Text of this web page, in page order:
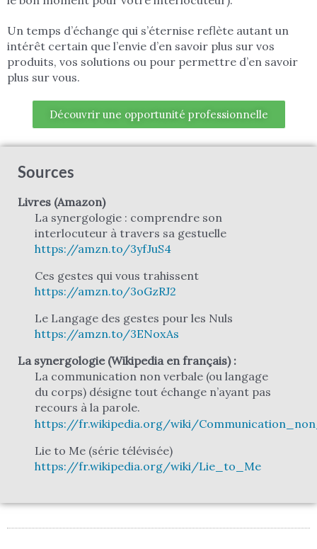
Un temps d’échange qui s’éternise reflète autant un
intérêt certain que l’envie d’en savoir plus sur vos
produits, vos solutions ou pour permettre d’en savoir
plus sur vous.
Découvrir une opportunité professionnelle
Sources
Livres (Amazon)
La synergologie : comprendre son
interlocuteur à travers sa gestuelle
https://amzn.to/3yfJuS4
Ces gestes qui vous trahissent
https://amzn.to/3oGzRJ2
Le Langage des gestes pour les Nuls
https://amzn.to/3ENoxAs
La synergologie (Wikipedia en français) :
La communication non verbale (ou langage
du corps) désigne tout échange n’ayant pas
recours à la parole.
https://fr.wikipedia.org/wiki/
Lie to Me (série télévisée)
https://fr.wikipedia.org/wiki/Lie_to_Me